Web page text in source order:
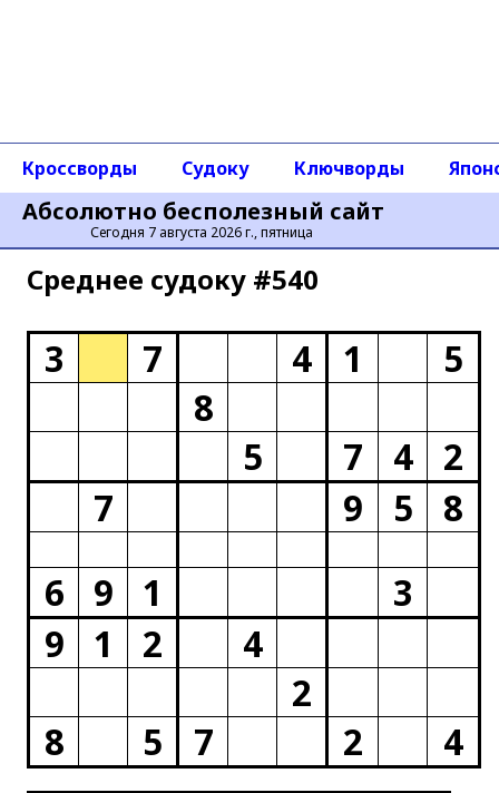
Абсолютно бесполезный сайт
Сегодня 7 августа 2026 г., пятница
Кроссворды Судоку Ключворды
Среднее cудоку #540
3 7 4 1
5
8
5
7 4
2
7
9 5
8
6
9 1
3
9
1 2
4
2
8
5 7 2 4